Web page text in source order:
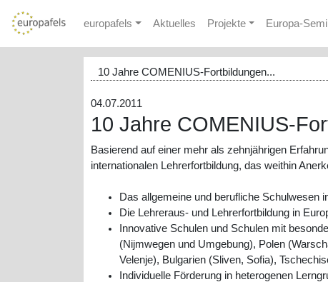
europafels Aktuelles Projekte Europa-
10 Jahre COMENIUS-Fortbildungen...
04.07.2011
10 Jahre COMENIUS-
Basierend auf einer mehr als zehnjährigen
internationalen Lehrerfortbildung, das weithin
Das allgemeine und berufliche Schulwesen
Die Lehreraus- und Lehrerfortbildung in
Innovative Schulen und Schulen mit
(Nijmwegen und Umgebung), Polen
Velenje), Bulgarien (Sliven, Sofia),
Individuelle Förderung in heterogenen